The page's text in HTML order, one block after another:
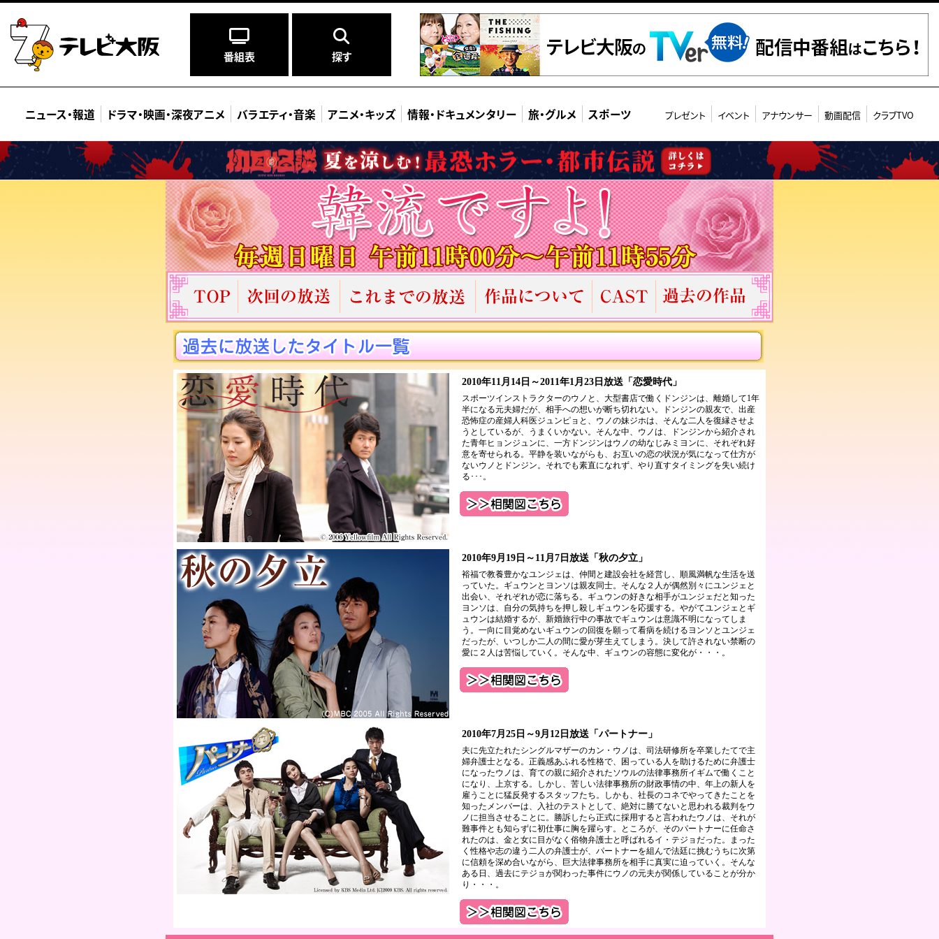
番組表 探す
ニュース・報道 ドラマ・映画・深夜アニメ バラエティ・音楽 アニメ・キッズ 情報・ ドキュメンタリー 旅・グルメ スポーツ プレゼント イベント アナウンサー 動画配信 クラブTVO
2010年11月14日～2011年1月23日放送「恋愛時代」
スポーツインストラクターのウノと、大型書店で働くドンジンは、離婚して1年
半になる元夫婦だが、相手への想いが断ち切れない。ドンジンの親友で、出産
恐怖症の産婦人科医ジュンピョと、ウノの妹ジホは、そんな二人を復縁させよ
うとしているが、うまくいかない。そんな中、ウノは、ドンジンから紹介され
た青年ヒョンジュンに、一方ドンジンはウノの幼なじみミヨンに、それぞれ好
意を寄せられる。平静を装いながらも、お互いの恋の状況が気になって仕方が
ないウノとドンジン。それでも素直になれず、やり直すタイミングを失い続け
る･･･。
2010年9月19日～11月7日放送「秋の夕立」
裕福で教養豊かなユンジェは、仲間と建設会社を経営し、順風満帆な生活を送
っていた。ギュウンとヨンソは親友同士。そんな２人が偶然別々にユンジェと
出会い、それぞれが恋に落ちる。ギュウンの好きな相手がユンジェだと知った
ヨンソは、自分の気持ちを押し殺しギュウンを応援する。やがてユンジェとギ
ュウンは結婚するが、新婚旅行中の事故でギュウンは意識不明になってしま
う。一向に目覚めないギュウンの回復を願って看病を続けるヨンソとユンジェ
だったが、いつしか二人の間に愛が芽生えてしまう。決して許されない禁断の
愛に２人は苦悩していく。そんな中、ギュウンの容態に変化が・・・。
2010年7月25日～9月12日放送「パートナー」
夫に先立たれたシングルマザーのカン・ウノは、司法研修所を卒業したてで主
婦弁護士となる。正義感あふれる性格で、困っている人を助けるために弁護士
になったウノは、育ての親に紹介されたソウルの法律事務所イギムで働くこと
になり、上京する。しかし、苦しい法律事務所の財政事情の中、年上の新人を
雇うことに猛反発するスタッフたち。しかも、社長のコネでやってきたことを
知ったメンバーは、入社のテストとして、絶対に勝てないと思われる裁判をウ
ノに担当させることに。勝訴したら正式に採用すると言われたウノは、それが
難事件とも知らずに初仕事に胸を躍らす。ところが、そのパートナーに任命さ
れたのは、金と女に目がなく俗物弁護士と呼ばれるイ・テジョだった。まった
く性格や志の違う二人の弁護士が、パートナーを組んで法廷に挑むうちに次第
に信頼を深め合いながら、巨大法律事務所を相手に真実に迫っていく。そんな
ある日、過去にテジョが関わった事件にウノの元夫が関係していることが分か
り・・・。